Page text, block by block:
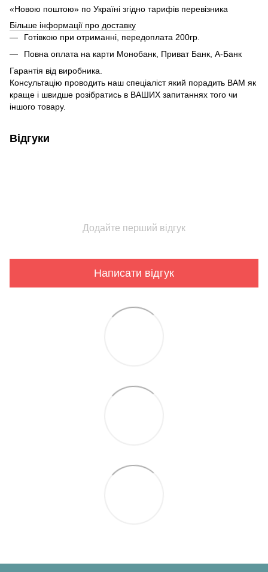
«Новою поштою» по Україні згідно тарифів перевізника
Більше інформації про доставку
Готівкою при отриманні, передоплата 200гр.
Повна оплата на карти Монобанк, Приват Банк, А-Банк
Гарантія від виробника.
Консультацію проводить наш спеціаліст який порадить ВАМ як
краще і швидше розібратись в ВАШИХ запитаннях того чи
іншого товару.
Відгуки
Додайте перший відгук
Написати відгук